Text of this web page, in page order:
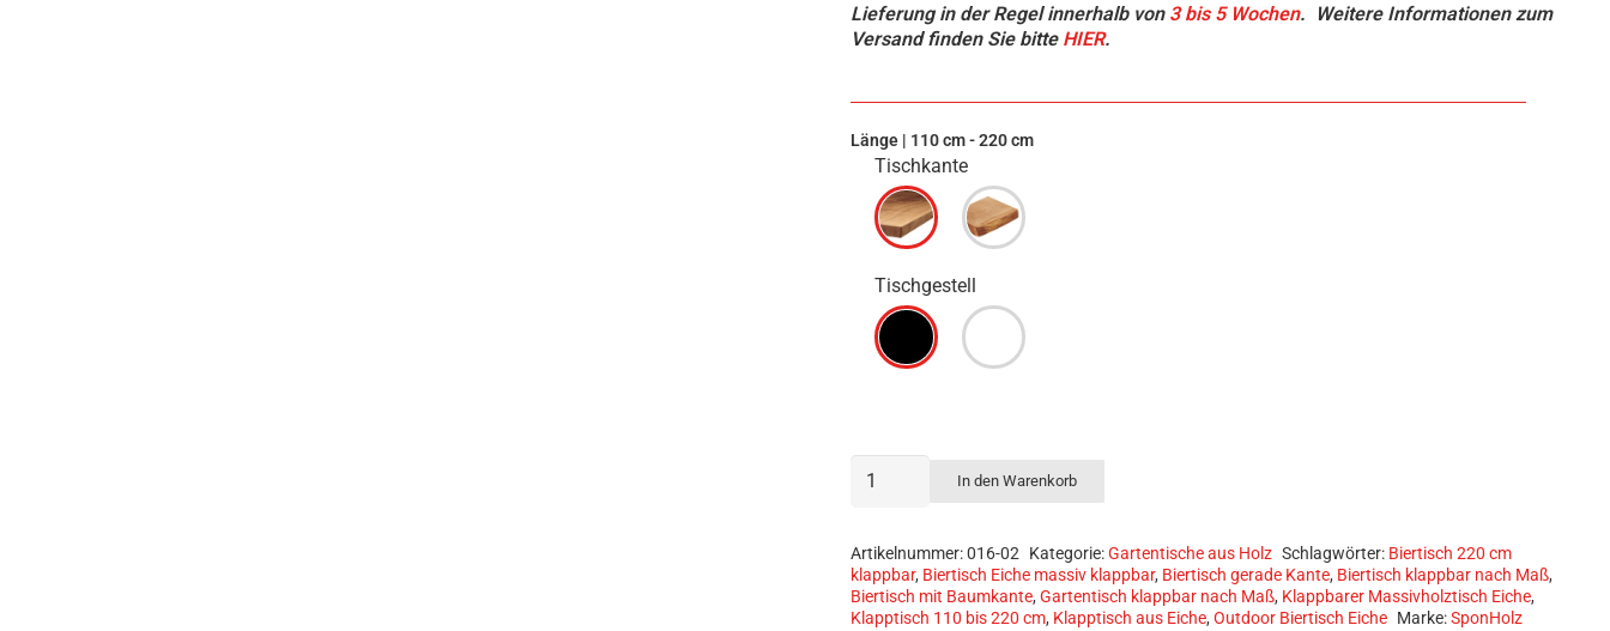
Lieferung in der Regel innerhalb von 3 bis 5 Wochen.
Weitere Informationen zum
Versand finden Sie bitte HIER.
Länge | 110 cm - 220 cm
Tischkante
Tischgestell
klappbar
Maß
-
„Tuna“
Menge
In den Warenkorb
Artikelnummer:016-02 Kategorie:Gartentische aus Holz Schlagwörter: Biertisch 220 cm
klappbar, Biertisch Eiche massiv klappbar, Biertisch gerade Kante, Biertisch klappbar nach Maß,
Biertisch mit Baumkante, Gartentisch klappbar nach Maß, Klappbarer Massivholztisch Eiche,
Klapptisch 110 bis 220 cm, Klapptisch aus Eiche, Outdoor Biertisch Eiche Marke:SponHolz